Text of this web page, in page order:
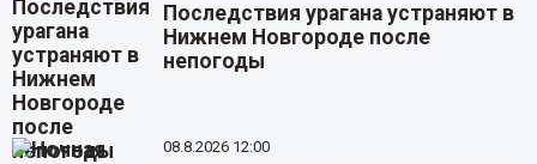
Последствия урагана устраняют в
Нижнем Новгороде после
непогоды
08.8.2026 12:00